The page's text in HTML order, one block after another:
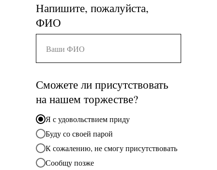
Напишите, пожалуйста,
ФИО
Сможете ли присутствовать
на нашем торжестве?
Я с удовольствием приду
Буду со своей парой
К сожалению, не смогу присутствовать
Сообщу позже